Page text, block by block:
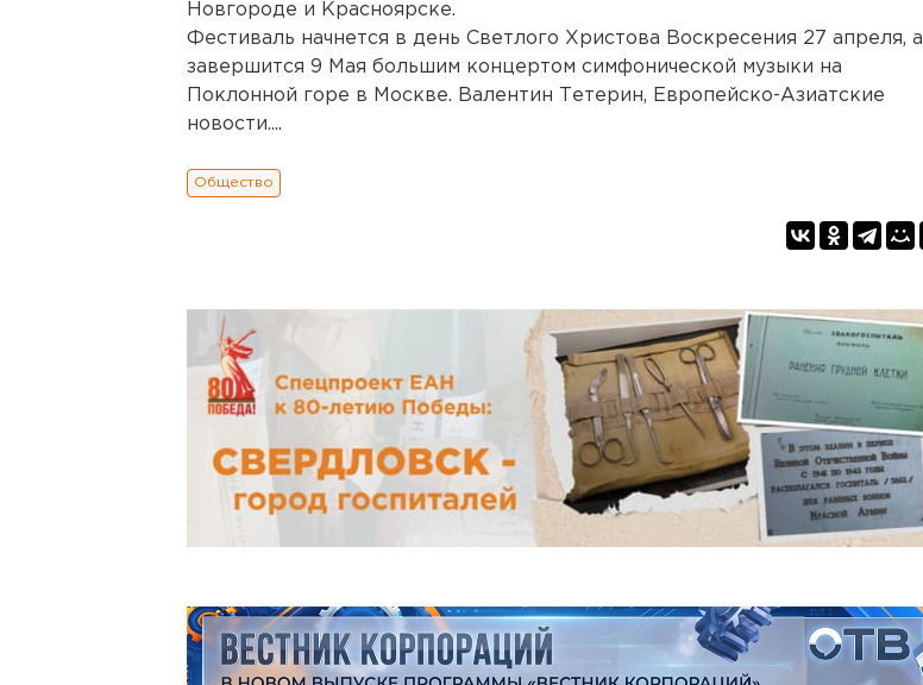
Новгороде и Красноярске.
Фестиваль начнется в день Светлого Христова Воскресения 27 апреля, а
завершится 9 Мая большим концертом симфонической музыки на
Поклонной горе в Москве. Валентин Тетерин, Европейско-Азиатские
новости....
Общество